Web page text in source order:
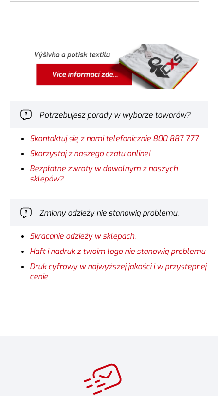
Potrzebujesz porady w wyborze towarów?
Skontaktuj się z nami telefonicznie 800 887 777
Skorzystaj z naszego czatu online!
Bezpłatne zwroty w dowolnym z naszych
sklepów?
Zmiany odzieży nie stanowią problemu.
Skracanie odzieży w sklepach.
Haft i nadruk z twoim logo nie stanowią problemu
Druk cyfrowy w najwyższej jakości i w przystępnej
cenie